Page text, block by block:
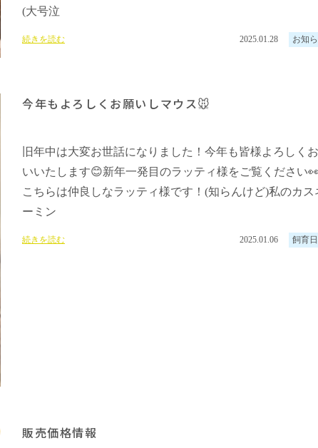
(大号泣
続きを読む 2025.01.28 お知
今年もよろしくお願いしマウス🐭
旧年中は大変お世話になりました！今年も皆様よろしく
いいたします😊新年一発目のラッティ様をご覧ください👀
こちらは仲良しなラッティ様です！(知らんけど)私のカス
ーミン
続きを読む 2025.01.06 飼育
販売価格情報